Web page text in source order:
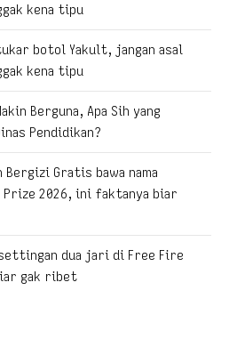
kena tipu
botol Yakult, jangan asal
kena tipu
Berguna, Apa Sih yang
Pendidikan?
Bergizi Gratis bawa nama
Prize 2026, ini faktanya biar
settingan dua jari di Free Fire
gak ribet